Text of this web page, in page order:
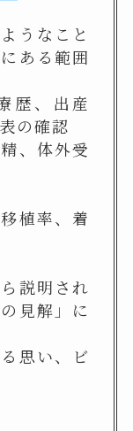
うなこと
ある範囲
歴、出産
の確認
、体外受
植率、着
説明され
見解」に
思い、ビ